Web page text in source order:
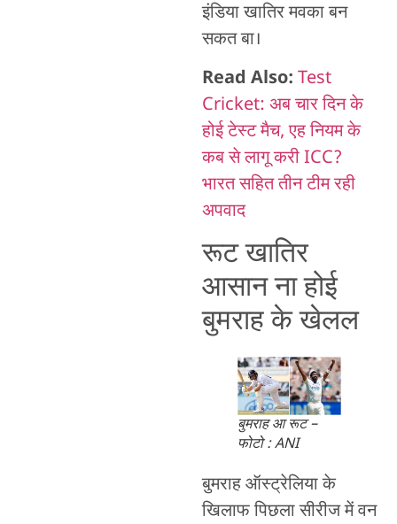
इंडिया खातिर मवका बन
सकत बा।
Read Also: Test
Cricket: अब चार दिन के
होई टेस्ट मैच, एह नियम के
कब से लागू करी ICC?
भारत सहित तीन टीम रही
अपवाद
रूट खातिर
आसान ना होई
बुमराह के खेलल
बुमराह आ रूट –
फोटो : ANI
बुमराह ऑस्ट्रेलिया के
खिलाफ पिछला सीरीज में वन